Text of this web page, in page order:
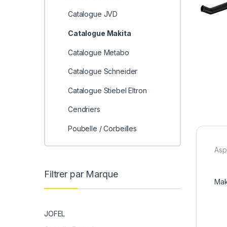
Catalogue JVD
Catalogue Makita
Catalogue Metabo
Catalogue Schneider
Catalogue Stiebel Eltron
Cendriers
Poubelle / Corbeilles
Filtrer par Marque
JOFEL